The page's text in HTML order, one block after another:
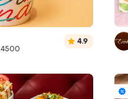
4.9